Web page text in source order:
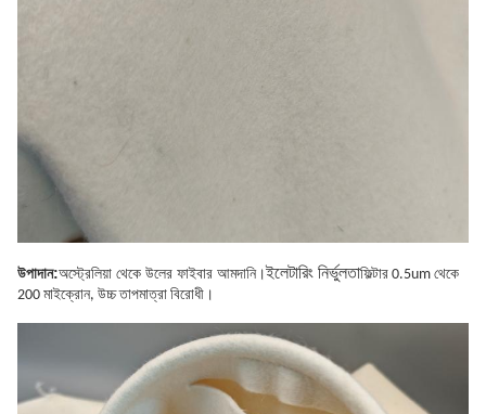
উপাদান:অস্ট্রেলিয়া থেকে উলের ফাইবার আমদানি।ইলেটারিং নির্ভুলতাফিল্টার 0.5um থেকে
200 মাইক্রোন, উচ্চ তাপমাত্রা বিরোধী।